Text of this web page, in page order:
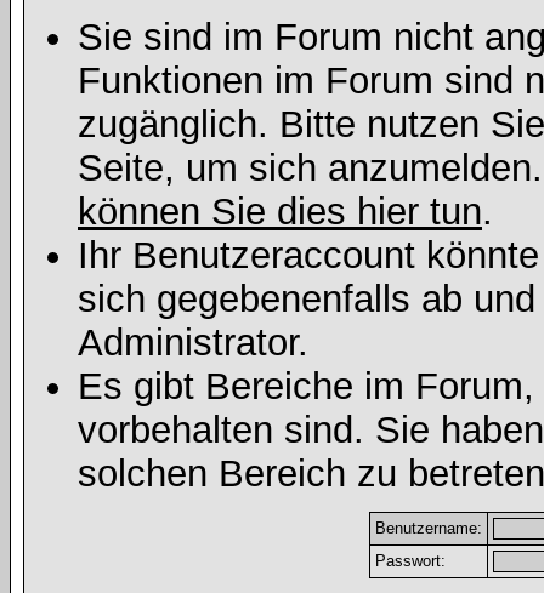
Sie sind im Forum nicht
Funktionen im Forum sind
zugänglich. Bitte nutzen
Seite, um sich
können Sie dies hier tun.
Ihr Benutzeraccount
sich gegebenenfalls ab
Administrator.
Es gibt Bereiche im
vorbehalten sind. Sie
solchen Bereich zu
Benutzername:
Passwort: